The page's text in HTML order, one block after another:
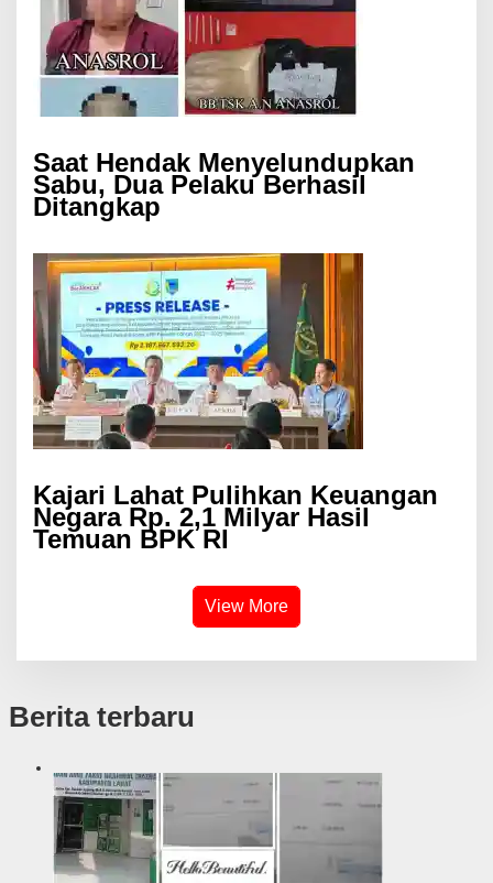
Saat Hendak Menyelundupkan
Sabu, Dua Pelaku Berhasil
Ditangkap
Kajari Lahat Pulihkan Keuangan
Negara Rp. 2,1 Milyar Hasil
Temuan BPK RI
View More
Berita terbaru